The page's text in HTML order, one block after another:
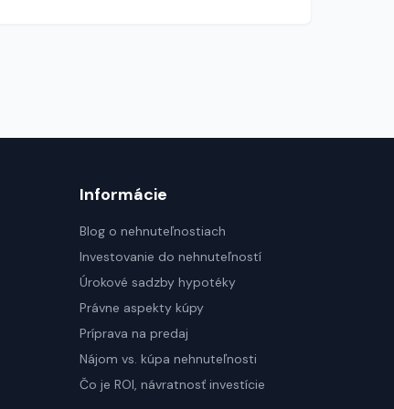
Informácie
Blog o nehnuteľnostiach
Investovanie do nehnuteľností
Úrokové sadzby hypotéky
Právne aspekty kúpy
Príprava na predaj
Nájom vs. kúpa nehnuteľnosti
Čo je ROI, návratnosť investície